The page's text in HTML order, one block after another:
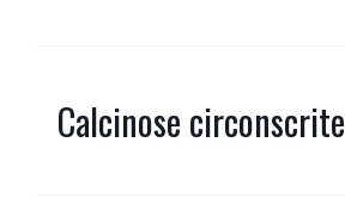
Calcinose circonscrite